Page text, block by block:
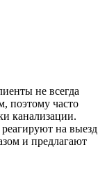
не всегда
поэтому часто
канализации.
на выезд
и предлагают